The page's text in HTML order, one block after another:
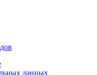
данных